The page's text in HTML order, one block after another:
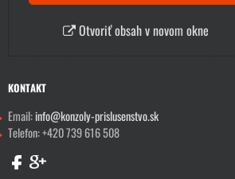
Otvoriť obsah v novom okne
KONTAKT
Email:info@konzoly-prislusenstvo.sk
Telefon: +420 739 616 508